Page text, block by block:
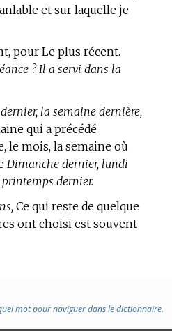
et sur laquelle je
pour Le plus récent.
? Il a servi dans la
la semaine dernière,
qui a précédé
le mois, la semaine où
Dimanche dernier, lundi
printemps dernier.
Ce qui reste de quelque
ont choisi est souvent
mot pour naviguer dans le dictionnaire.